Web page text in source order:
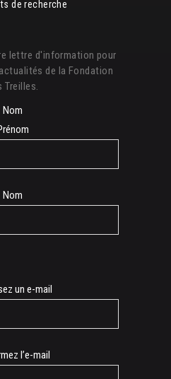
de recherche
lettre d'information pour
de la Fondation
Treilles.
Nom
Nom
un e-mail
l’e-mail